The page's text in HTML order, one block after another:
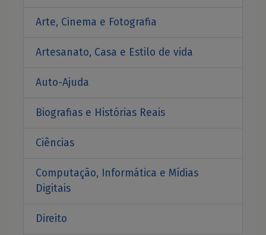
Arte, Cinema e Fotografia
Artesanato, Casa e Estilo de vida
Auto-Ajuda
Biografias e Histórias Reais
Ciências
Computação, Informática e Mídias
Digitais
Direito